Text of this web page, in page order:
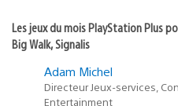
Les jeux du mois PlayStation Plus
Big Walk, Signalis
Adam Michel
Directeur Jeux-services,
Entertainment